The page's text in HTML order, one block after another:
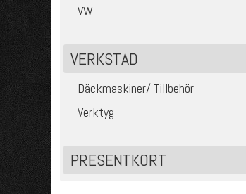
VW
VERKSTAD
Däckmaskiner/ Tillbehör
Verktyg
PRESENTKORT